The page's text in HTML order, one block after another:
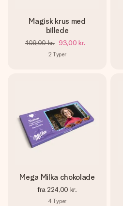
Magisk krus med
billede
109,00 kr. 93,00 kr.
2 Typer
Mega Milka chokolade
fra 224,00 kr.
4Typer